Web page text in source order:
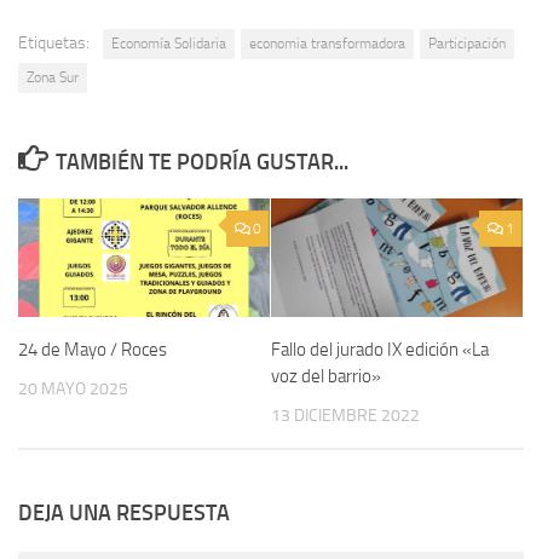
Etiquetas: Economía Solidaria economia transformadora
Participación
Zona Sur
TAMBIÉN TE PODRÍA GUSTAR...
0
24 de Mayo / Roces
20 MAYO 2025
1
Fallo del jurado IX edición «La
voz del barrio»
13 DICIEMBRE 2022
DEJA UNA RESPUESTA